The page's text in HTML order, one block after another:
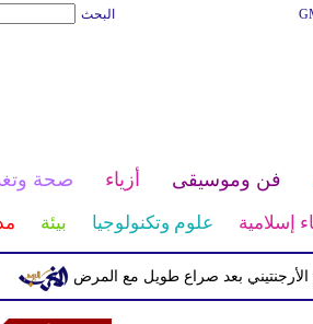
البحث
فن وموسيقى أزياء صحة
إسلامية علوم وتكنولوجيا بيئة
الصحة بعد صراع طويل مع المرض